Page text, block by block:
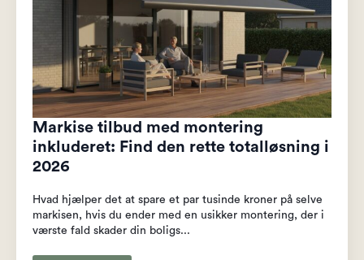
Markise tilbud med montering
inkluderet: Find den rette totalløsning i
2026
Hvad hjælper det at spare et par tusinde kroner på selve
markisen, hvis du ender med en usikker montering, der i
værste fald skader din boligs...